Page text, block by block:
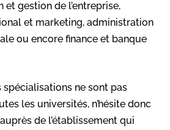
gestion de l’entreprise,
et marketing, administration
ou encore finance et banque
ne sont pas
les universités, n’hésite donc
de l’établissement qui